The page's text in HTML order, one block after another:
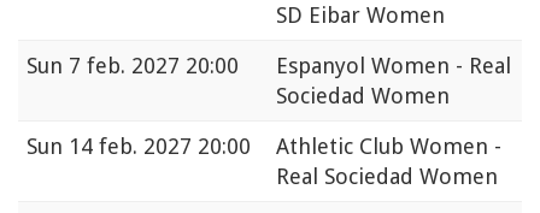
SD Eibar Women
Sun 7 feb. 2027 20:00
Espanyol Women - Real
Sociedad Women
Sun 14 feb. 2027 20:00
Athletic Club Women -
Real Sociedad Women